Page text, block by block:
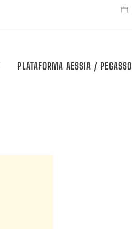
PLATAFORMA AESSIA / PEGASSO